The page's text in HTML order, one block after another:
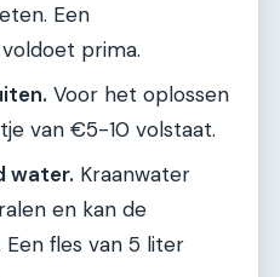
Een
prima.
Voor het oplossen
van €5-10 volstaat.
water. Kraanwater
en kan de
fles van 5 liter